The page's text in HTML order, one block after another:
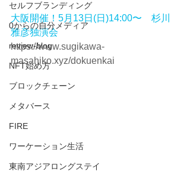
セルフブランディング
0からの自分メディア
review-blog
NFT始め方
ブロックチェーン
メタバース
FIRE
ワーケーション生活
東南アジアロングステイ
大阪開催！5月13日(日)14:00〜　杉川
雅彦独演会
https://www.sugikawa-
masahiko.xyz/dokuenkai